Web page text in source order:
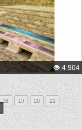
4 904
18 19 20
21